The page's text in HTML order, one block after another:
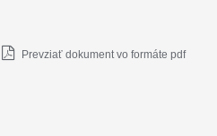
Prevziať dokument vo formáte pdf